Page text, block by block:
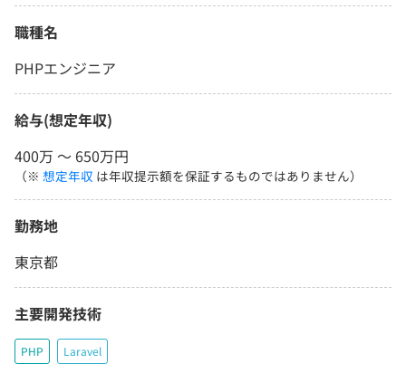
職種名
PHPエンジニア
給与(想定年収)
400万 〜 650万円
（※ 想定年収 は年収提示額を保証するものではありません）
勤務地
東京都
主要開発技術
PHP Laravel